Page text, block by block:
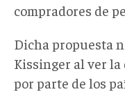
compradores de
Dicha propuesta
Kissinger al ver
por parte de los